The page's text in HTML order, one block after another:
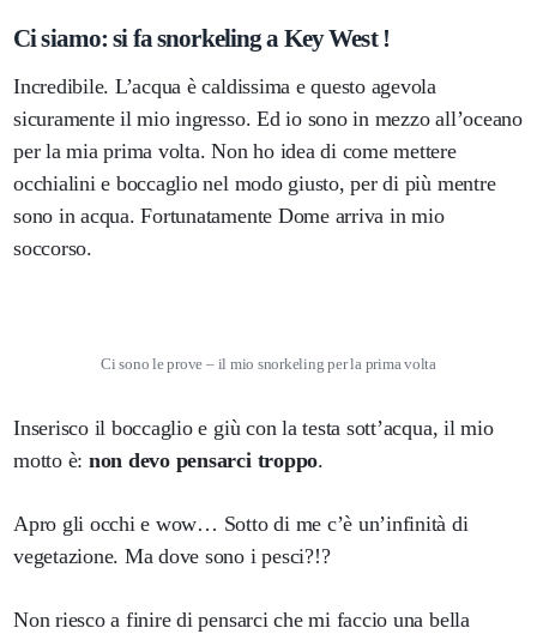
Ci siamo: si fa snorkeling a Key West !
Incredibile. L’acqua è caldissima e questo agevola
sicuramente il mio ingresso. Ed io sono in mezzo all’oceano
per la mia prima volta. Non ho idea di come mettere
occhialini e boccaglio nel modo giusto, per di più mentre
sono in acqua. Fortunatamente Dome arriva in mio
soccorso.
Ci sono le prove – il mio snorkeling per la prima volta
Inserisco il boccaglio e giù con la testa sott’acqua, il mio
motto è: non devo pensarci troppo.
Apro gli occhi e wow… Sotto di me c’è un’infinità di
vegetazione. Ma dove sono i pesci?!?
Non riesco a finire di pensarci che mi faccio una bella